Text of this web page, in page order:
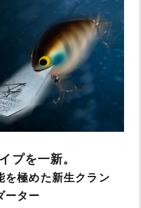
プを一新。
を極めた新生クラン
ーター